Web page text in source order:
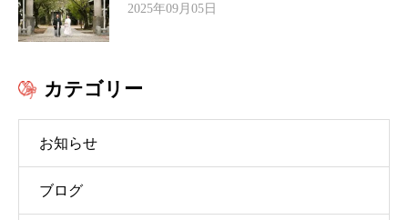
2025年09月05日
カテゴリー
お知らせ
ブログ